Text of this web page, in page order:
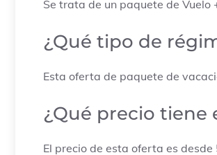
Se trata de un paquete de Vuelo
¿Qué tipo de
Esta oferta de paquete de
¿Qué precio tiene
El precio de esta oferta es desde